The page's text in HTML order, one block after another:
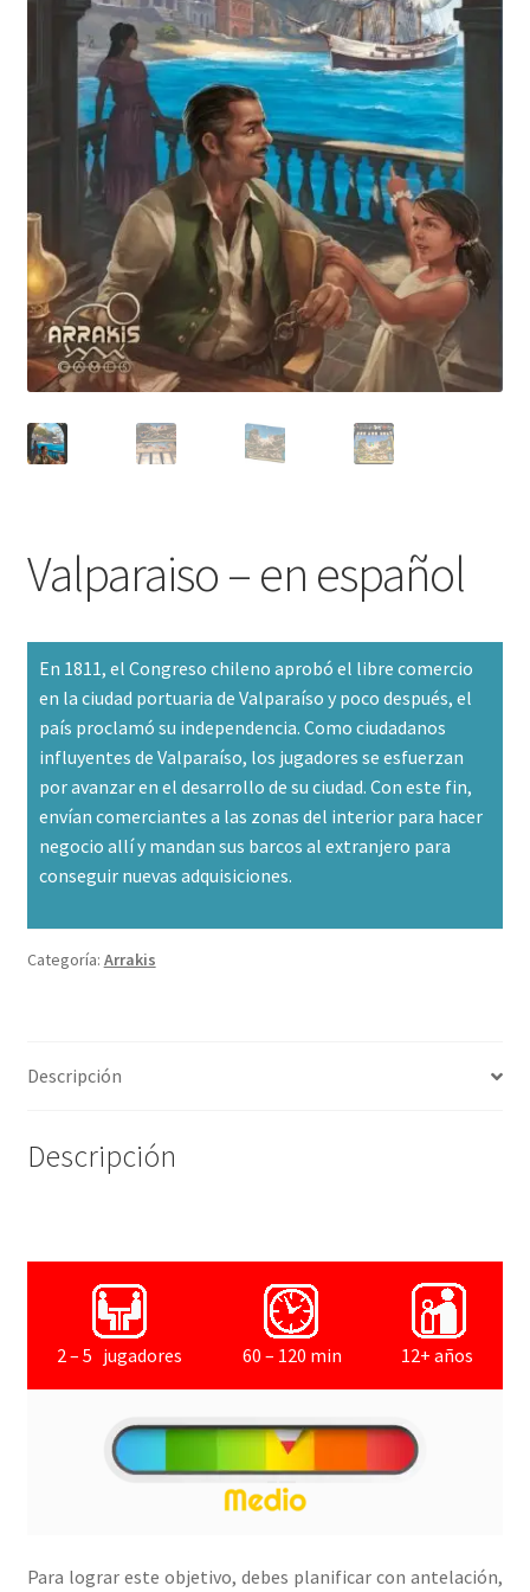
Valparaiso – en español
En 1811, el Congreso chileno aprobó el libre comercio
en la ciudad portuaria de Valparaíso y poco después, el
país proclamó su independencia. Como ciudadanos
influyentes de Valparaíso, los jugadores se esfuerzan
por avanzar en el desarrollo de su ciudad. Con este fin,
envían comerciantes a las zonas del interior para hacer
negocio allí y mandan sus barcos al extranjero para
conseguir nuevas adquisiciones.
Categoría: Arrakis
Descripción
Descripción
2 – 5 jugadores 60 – 120 min 12+ años
Para lograr este objetivo, debes planificar con antelación,